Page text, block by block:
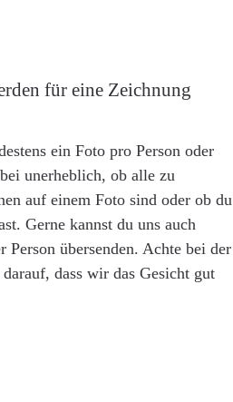
für eine Zeichnung
ein Foto pro Person oder
unerheblich, ob alle zu
auf einem Foto sind oder ob du
Gerne kannst du uns auch
Person übersenden. Achte bei der
dass wir das Gesicht gut